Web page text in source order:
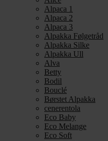
Alpaca 1
Alpaca 2
Alpaca 3
Alpakka Følgetråd
Alpakka Silke
Alpakka Ull
Alva
Betty
Bodil
Bouclé
Børstet Alpakka
cenerentola
Eco Baby
Eco Melange
Eco Soft